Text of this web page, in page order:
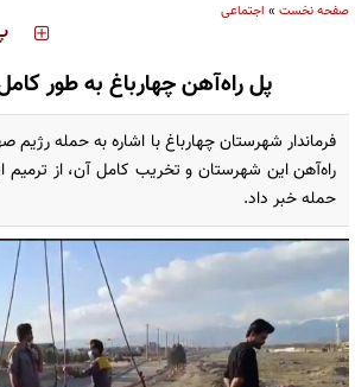
صفحه نخست » اجتماعی
پل راه‌آهن چهارباغ به طور
فرماندار شهرستان چهارباغ با اشاره به حمله رژیم
حمله خبر داد.